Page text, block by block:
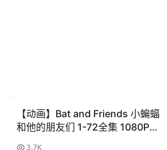
3-6岁动画
【动画】Bat and Friends 小蝙蝠
和他的朋友们 1-72全集 1080P超
3.7K